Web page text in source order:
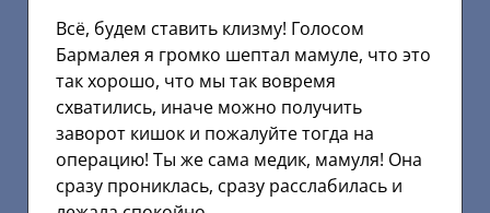
Всё, будем ставить клизму! Голосом
Бармалея я громко шептал мамуле, что это
так хорошо, что мы так вовремя
схватились, иначе можно получить
заворот кишок и пожалуйте тогда на
операцию! Ты же сама медик, мамуля! Она
сразу прониклась, сразу расслабилась и